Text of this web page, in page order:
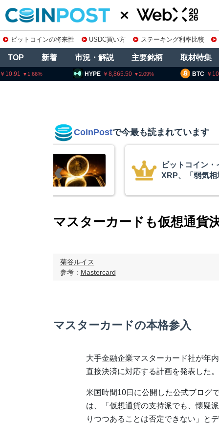
ビットコインの将来性 USDC買い方 ステーキング利率比較
TOP 新着 市況・解説 主要銘柄 取材特集
BTC 10,204,631 0.4
8,865.50 2.09
CoinPostで今最も読まれています
ン・イーサリアム・
気相場の最終段階に典型
＝クリプトクアント
マスターカードも仮想通貨
菊谷ルイス
参考： Mastercard
マスターカードの本格参入
大手金融企業マスターカード社が年
直接決済に対応する計画を発表した。
米国時間10日に公開した公式ブログ
は、「仮想通貨の支持派でも、懐疑
りつつあることは否定できない」と